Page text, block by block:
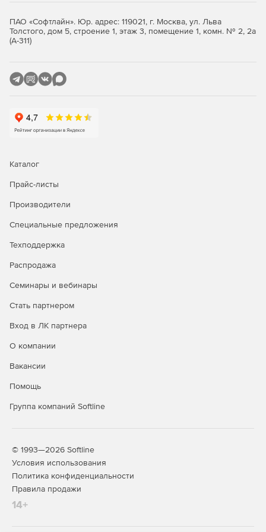
ПАО «Софтлайн». Юр. адрес: 119021, г. Москва, ул. Льва
Толстого, дом 5, строение 1, этаж 3, помещение 1, комн. № 2, 2а
(А-311)
Каталог
Прайс-листы
Производители
Специальные предложения
Техподдержка
Распродажа
Семинары и вебинары
Стать партнером
Вход в ЛК партнера
О компании
Вакансии
Помощь
Группа компаний Softline
© 1993—2026 Softline
Условия использования
Политика конфиденциальности
Правила продажи
14+